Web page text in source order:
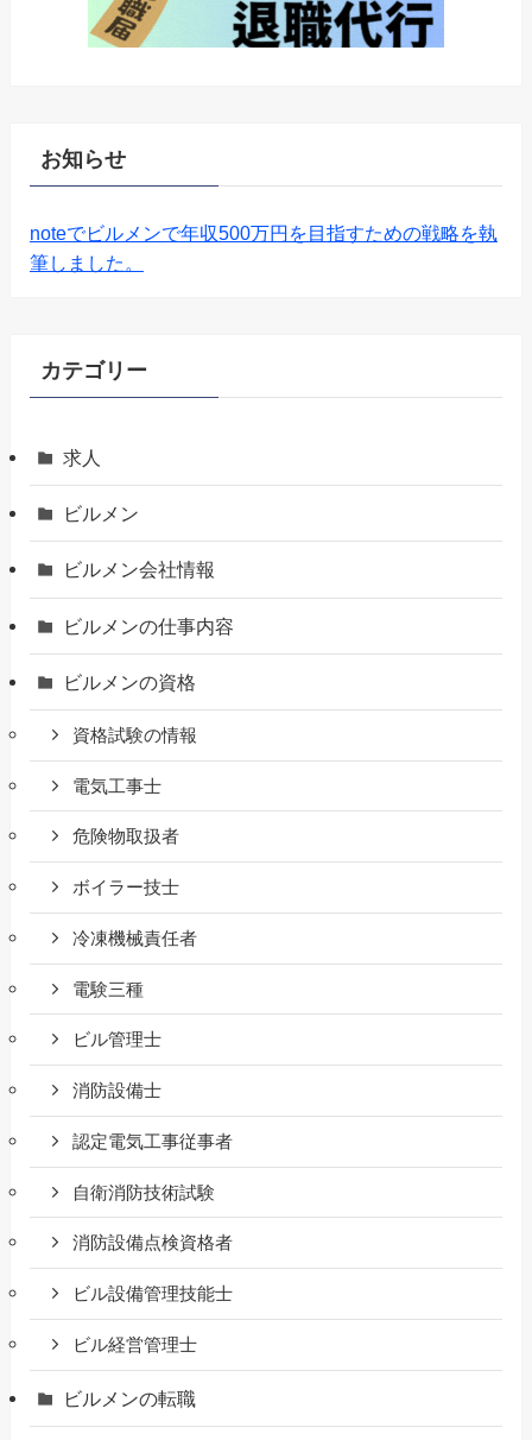
お知らせ
noteでビルメンで年収500万円を目指すための戦略を執
筆しました。
カテゴリー
求人
ビルメン
ビルメン会社情報
ビルメンの仕事内容
ビルメンの資格
資格試験の情報
電気工事士
危険物取扱者
ボイラー技士
冷凍機械責任者
電験三種
ビル管理士
消防設備士
認定電気工事従事者
自衛消防技術試験
消防設備点検資格者
ビル設備管理技能士
ビル経営管理士
ビルメンの転職